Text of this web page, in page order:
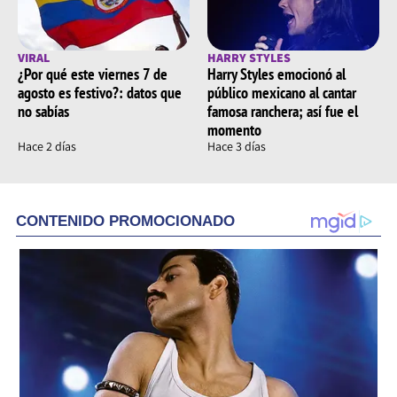
VIRAL
¿Por qué este viernes 7 de
agosto es festivo?: datos que
no sabías
Hace 2 días
HARRY STYLES
Harry Styles emocionó al
público mexicano al cantar
famosa ranchera; así fue el
momento
Hace 3 días